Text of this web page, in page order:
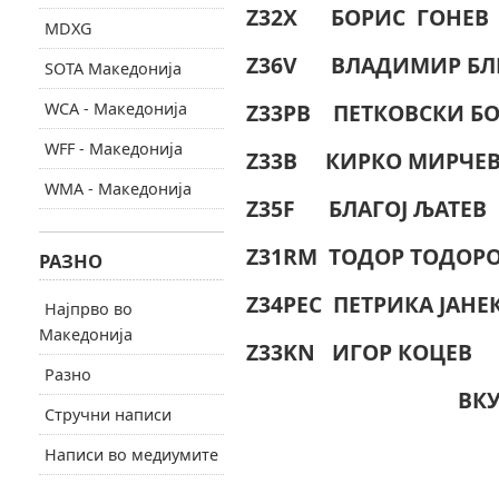
Z32X БОРИС
Z36V ВЛАДИМИР
Z33PB
Z33B КИРКО
Z35F БЛАГОЈ
Z31RM ТОДОР
Z34PECПЕТРИКА
Z33KN ИГОР
ВКУПНО
MDXG
SOTA Македонија
WCA - Македонија
WFF - Македонија
WMA - Македонија
РАЗНО
Најпрво во
Македонија
Разно
Стручни написи
Написи во медиумите